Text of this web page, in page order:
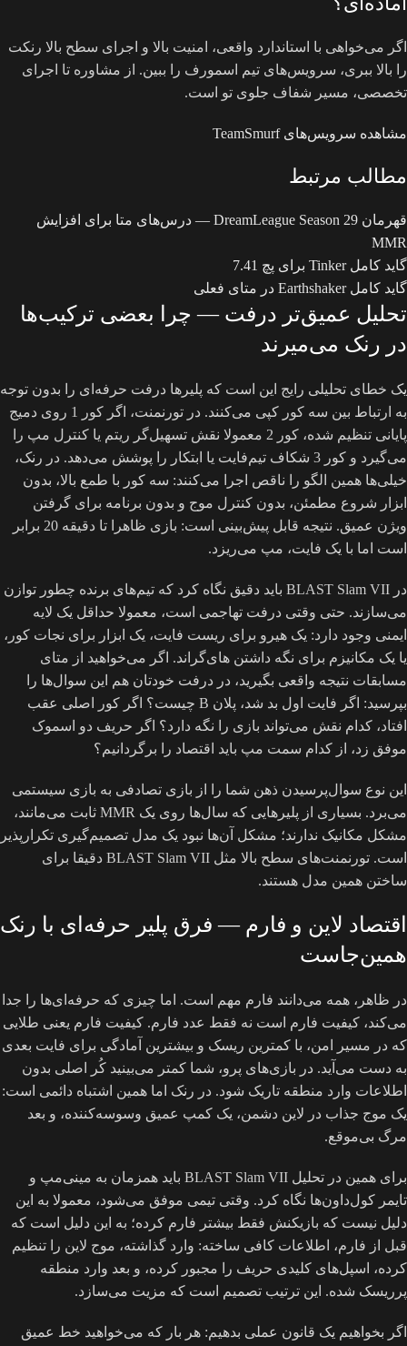
اگر می‌خواهی با استاندارد واقعی، امنیت بالا و اجرای سطح بالا رنکت
را بالا ببری، سرویس‌های تیم اسمورف را ببین. از مشاوره تا اجرای
تخصصی، مسیر شفاف جلوی تو است.
مشاهده سرویس‌های TeamSmurf
مطالب مرتبط
قهرمان DreamLeague Season 29 — درس‌های متا برای افزایش
MMR
گاید کامل Tinker برای پچ 7.41
گاید کامل Earthshaker در متای فعلی
تحلیل عمیق‌تر درفت — چرا بعضی ترکیب‌ها
در رنک می‌میرند
یک خطای تحلیلی رایج این است که پلیرها درفت حرفه‌ای را بدون توجه
به ارتباط بین سه کور کپی می‌کنند. در تورنمنت، اگر کور 1 روی دمیج
پایانی تنظیم شده، کور 2 معمولا نقش تسهیل‌گر ریتم یا کنترل مپ را
می‌گیرد و کور 3 شکاف تیم‌فایت یا ابتکار را پوشش می‌دهد. در رنک،
خیلی‌ها همین الگو را ناقص اجرا می‌کنند: سه کور با طمع بالا، بدون
ابزار شروع مطمئن، بدون کنترل موج و بدون برنامه برای گرفتن
ویژن عمیق. نتیجه قابل پیش‌بینی است: بازی ظاهرا تا دقیقه 20 برابر
است اما با یک فایت، مپ می‌ریزد.
در BLAST Slam VII باید دقیق نگاه کرد که تیم‌های برنده چطور توازن
می‌سازند. حتی وقتی درفت تهاجمی است، معمولا حداقل یک لایه
ایمنی وجود دارد: یک هیرو برای ریست فایت، یک ابزار برای نجات کور،
یا یک مکانیزم برای نگه داشتن های‌گراند. اگر می‌خواهید از متای
مسابقات نتیجه واقعی بگیرید، در درفت خودتان هم این سوال‌ها را
بپرسید: اگر فایت اول بد شد، پلان B چیست؟ اگر کور اصلی عقب
افتاد، کدام نقش می‌تواند بازی را نگه دارد؟ اگر حریف دو اسموک
موفق زد، از کدام سمت مپ باید اقتصاد را برگردانیم؟
این نوع سوال‌پرسیدن ذهن شما را از بازی تصادفی به بازی سیستمی
می‌برد. بسیاری از پلیرهایی که سال‌ها روی یک MMR ثابت می‌مانند،
مشکل مکانیک ندارند؛ مشکل آن‌ها نبود یک مدل تصمیم‌گیری تکرارپذیر
است. تورنمنت‌های سطح بالا مثل BLAST Slam VII دقیقا برای
ساختن همین مدل هستند.
اقتصاد لاین و فارم — فرق پلیر حرفه‌ای با رنک
همین‌جاست
در ظاهر، همه می‌دانند فارم مهم است. اما چیزی که حرفه‌ای‌ها را جدا
می‌کند، کیفیت فارم است نه فقط عدد فارم. کیفیت فارم یعنی طلایی
که در مسیر امن، با کمترین ریسک و بیشترین آمادگی برای فایت بعدی
به دست می‌آید. در بازی‌های پرو، شما کمتر می‌بینید کُر اصلی بدون
اطلاعات وارد منطقه تاریک شود. در رنک اما همین اشتباه دائمی است:
یک موج جذاب در لاین دشمن، یک کمپ عمیق وسوسه‌کننده، و بعد
مرگ بی‌موقع.
برای همین در تحلیل BLAST Slam VII باید همزمان به مینی‌مپ و
تایمر کول‌داون‌ها نگاه کرد. وقتی تیمی موفق می‌شود، معمولا به این
دلیل نیست که بازیکنش فقط بیشتر فارم کرده؛ به این دلیل است که
قبل از فارم، اطلاعات کافی ساخته: وارد گذاشته، موج لاین را تنظیم
کرده، اسپل‌های کلیدی حریف را مجبور کرده، و بعد وارد منطقه
پرریسک شده. این ترتیب تصمیم است که مزیت می‌سازد.
اگر بخواهیم یک قانون عملی بدهیم: هر بار که می‌خواهید خط عمیق